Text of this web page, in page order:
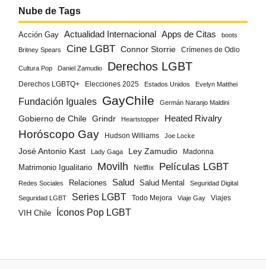
Nube de Tags
Acción Gay Actualidad Internacional Apps de Citas boots
Britney Spears Cine LGBT Connor Storrie Crímenes de Odio
Cultura Pop Daniel Zamudio Derechos LGBT
Derechos LGBTQ+ Elecciones 2025 Estados Unidos Evelyn Matthei
Fundación Iguales GayChile Germán Naranjo Maldini
Gobierno de Chile Grindr Heartstopper Heated Rivalry
Horóscopo Gay Hudson Williams Joe Locke
José Antonio Kast Lady Gaga Ley Zamudio Madonna
Matrimonio Igualitario Movilh Netflix Películas LGBT
Redes Sociales Relaciones Salud Salud Mental Seguridad Digital
Seguridad LGBT Series LGBT Todo Mejora Viaje Gay
Viajes
VIH Chile
Íconos Pop LGBT